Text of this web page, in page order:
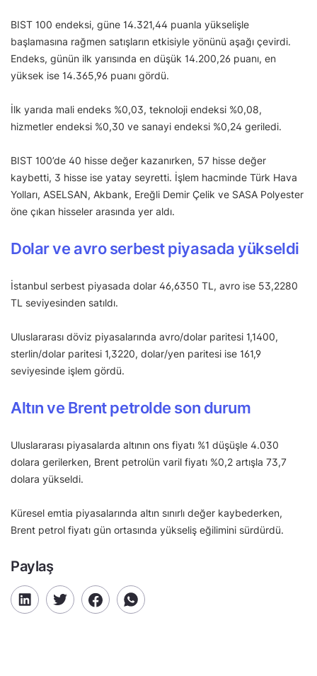
BIST 100 endeksi, güne 14.321,44 puanla yükselişle
başlamasına rağmen satışların etkisiyle yönünü aşağı çevirdi.
Endeks, günün ilk yarısında en düşük 14.200,26 puanı, en
yüksek ise 14.365,96 puanı gördü.
İlk yarıda mali endeks %0,03, teknoloji endeksi %0,08,
hizmetler endeksi %0,30 ve sanayi endeksi %0,24 geriledi.
BIST 100’de 40 hisse değer kazanırken, 57 hisse değer
kaybetti, 3 hisse ise yatay seyretti. İşlem hacminde Türk Hava
Yolları, ASELSAN, Akbank, Ereğli Demir Çelik ve SASA Polyester
öne çıkan hisseler arasında yer aldı.
Dolar ve avro serbest piyasada yükseldi
İstanbul serbest piyasada dolar 46,6350 TL, avro ise 53,2280
TL seviyesinden satıldı.
Uluslararası döviz piyasalarında avro/dolar paritesi 1,1400,
sterlin/dolar paritesi 1,3220, dolar/yen paritesi ise 161,9
seviyesinde işlem gördü.
Altın ve Brent petrolde son durum
Uluslararası piyasalarda altının ons fiyatı %1 düşüşle 4.030
dolara gerilerken, Brent petrolün varil fiyatı %0,2 artışla 73,7
dolara yükseldi.
Küresel emtia piyasalarında altın sınırlı değer kaybederken,
Brent petrol fiyatı gün ortasında yükseliş eğilimini sürdürdü.
Paylaş